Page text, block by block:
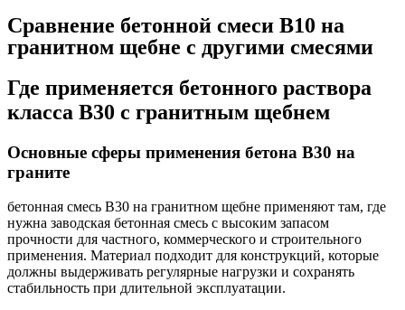
Сравнение бетонной смеси В10 на
гранитном щебне с другими смесями
Где применяется бетонного раствора
класса В30 с гранитным щебнем
Основные сферы применения бетона В30 на
граните
бетонная смесь В30 на гранитном щебне применяют там, где
нужна заводская бетонная смесь с высоким запасом
прочности для частного, коммерческого и строительного
применения. Материал подходит для конструкций, которые
должны выдерживать регулярные нагрузки и сохранять
стабильность при длительной эксплуатации.